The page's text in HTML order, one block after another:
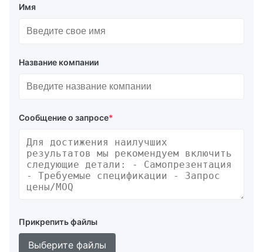
Имя
Название компании
Сообщение о запросе*
Прикрепить файлы
Выберите файлы